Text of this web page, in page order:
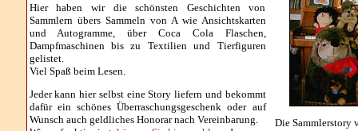
Hier haben wir die schönsten Geschichten von
Sammlern übers Sammeln von A wie Ansichtskarten
und Autogramme, über Coca Cola Flaschen,
Dampfmaschinen bis zu Textilien und Tierfiguren
gelistet.
Viel Spaß beim Lesen.
Jeder kann hier selbst eine Story liefern und bekommt
dafür ein schönes Überraschungsgeschenkoder auf
Wunsch auch geldliches Honorar nach Vereinbarung
Die Sammlerstory